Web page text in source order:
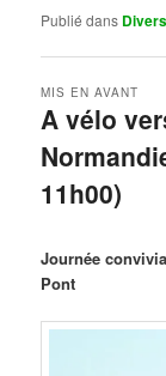
Publié dans Divers
A vélo
11h00)
MIS EN AVANT
Journée
Pont